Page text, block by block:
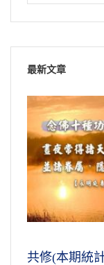
最新文章
共修(本期統